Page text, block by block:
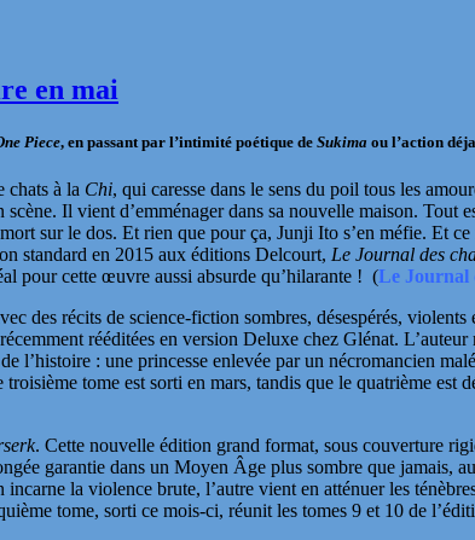
en mai
Piece, en passant par l’intimité poétique de Sukima ou l’action
chats à la Chi, qui caresse dans le sens du poil tous les
Il vient d’emménager dans sa nouvelle maison.
sur le dos. Et rien que pour ça, Junji Ito s’en méfie. Et
standard en 2015 aux éditions Delcourt, Le Journal des
pour cette œuvre aussi absurde qu’hilarante ! (Le Journal
des récits de science-fiction sombres, désespérés, violents
rééditées en version Deluxe chez Glénat. L’auteur
l’histoire : une princesse enlevée par un nécromancien
tome est sorti en mars, tandis que le quatrième est
. Cette nouvelle édition grand format, sous couverture
garantie dans un Moyen Âge plus sombre que jamais,
la violence brute, l’autre vient en atténuer les
tome, sorti ce mois-ci, réunit les tomes 9 et 10 de